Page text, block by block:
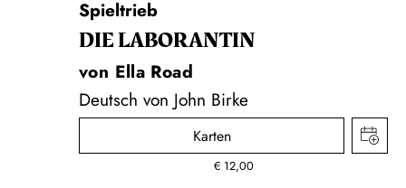
Spieltrieb
DIE LA­BO­RAN­TIN
von Ella Road
Deutsch von John Birke
Karten
€ 12,00